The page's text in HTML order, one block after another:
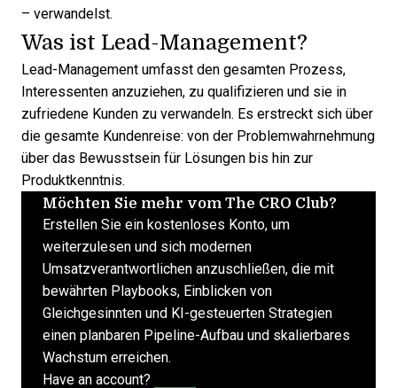
– verwandelst.
Was ist Lead-Management?
Lead-Management umfasst den gesamten Prozess,
Interessenten anzuziehen, zu qualifizieren und sie in
zufriedene Kunden zu verwandeln. Es erstreckt sich über
die gesamte Kundenreise: von der Problemwahrnehmung
über das Bewusstsein für Lösungen bis hin zur
Produktkenntnis.
Möchten Sie mehr vom The CRO Club?
Erstellen Sie ein kostenloses Konto, um
weiterzulesen und sich modernen
Umsatzverantwortlichen anzuschließen, die mit
bewährten Playbooks, Einblicken von
Gleichgesinnten und KI-gesteuerten Strategien
einen planbaren Pipeline-Aufbau und skalierbares
Wachstum erreichen.
Have an account?